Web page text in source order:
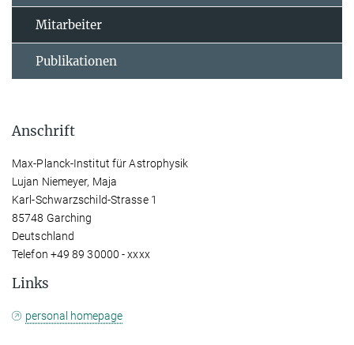
Mitarbeiter
Publikationen
Anschrift
Max-Planck-Institut für Astrophysik
Lujan Niemeyer, Maja
Karl-Schwarzschild-Strasse 1
85748 Garching
Deutschland
Telefon +49 89 30000 - xxxx
Links
personal homepage